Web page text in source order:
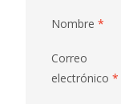
Nombre *
Correo
electrónico *